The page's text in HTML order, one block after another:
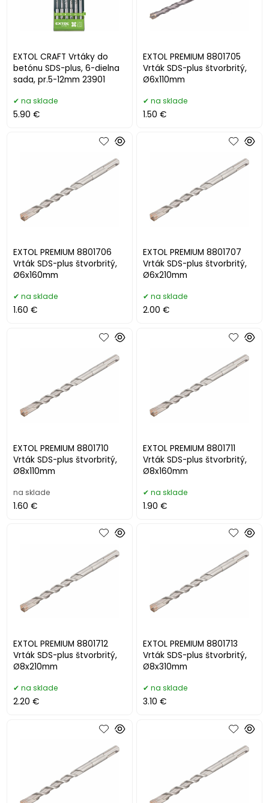
EXTOL CRAFT Vrtáky do
betónu SDS-plus, 6-dielna
sada, pr.5-12mm 23901
na sklade
5.90 €
EXTOL PREMIUM 8801705
Vrták SDS-plus štvorbritý,
Ø6x110mm
na sklade
1.50 €
EXTOL PREMIUM 8801706
Vrták SDS-plus štvorbritý,
Ø6x160mm
na sklade
1.60 €
EXTOL PREMIUM 8801707
Vrták SDS-plus štvorbritý,
Ø6x210mm
na sklade
2.00 €
EXTOL PREMIUM 8801710
Vrták SDS-plus štvorbritý,
Ø8x110mm
na sklade
1.60 €
EXTOL PREMIUM 8801711
Vrták SDS-plus štvorbritý,
Ø8x160mm
na sklade
1.90 €
EXTOL PREMIUM 8801712
Vrták SDS-plus štvorbritý,
Ø8x210mm
na sklade
2.20 €
EXTOL PREMIUM 8801713
Vrták SDS-plus štvorbritý,
Ø8x310mm
na sklade
3.10 €